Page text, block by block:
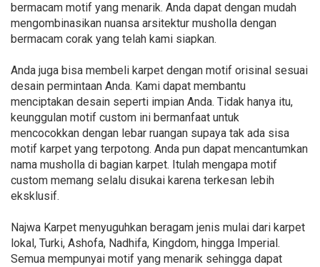
bermacam motif yang menarik. Anda dapat dengan mudah
mengombinasikan nuansa arsitektur musholla dengan
bermacam corak yang telah kami siapkan.
Anda juga bisa membeli karpet dengan motif orisinal sesuai
desain permintaan Anda. Kami dapat membantu
menciptakan desain seperti impian Anda. Tidak hanya itu,
keunggulan motif custom ini bermanfaat untuk
mencocokkan dengan lebar ruangan supaya tak ada sisa
motif karpet yang terpotong. Anda pun dapat mencantumkan
nama musholla di bagian karpet. Itulah mengapa motif
custom memang selalu disukai karena terkesan lebih
eksklusif.
Najwa Karpet menyuguhkan beragam jenis mulai dari karpet
lokal, Turki, Ashofa, Nadhifa, Kingdom, hingga Imperial.
Semua mempunyai motif yang menarik sehingga dapat